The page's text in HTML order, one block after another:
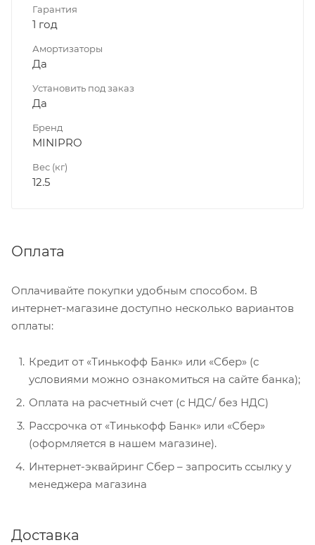
Гарантия
1 год
Амортизаторы
Да
Установить под заказ
Да
Бренд
MINIPRO
Вес (кг)
12.5
Оплата
Оплачивайте покупки удобным способом. В
интернет-магазине доступно несколько вариантов
оплаты:
Кредит от «Тинькофф Банк» или «Сбер» (с
условиями можно ознакомиться на сайте банка);
Оплата на расчетный счет (с НДС/ без НДС)
Рассрочка от «Тинькофф Банк» или «Сбер»
(оформляется в нашем магазине).
Интернет-эквайринг Сбер – запросить ссылку у
менеджера магазина
Доставка